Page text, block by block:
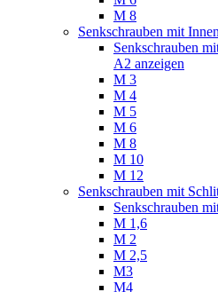
M 8
Senkschrauben mit
Senkschrauben
A2 anzeigen
M 3
M 4
M 5
M 6
M 8
M 10
M 12
Senkschrauben mit
Senkschrauben
M 1,6
M 2
M 2,5
M3
M4